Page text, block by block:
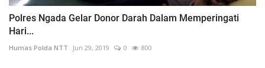
Polres Ngada Gelar Donor Darah Dalam Memperingati
Hari...
Humas Polda NTT Jun 29, 2019 0 800